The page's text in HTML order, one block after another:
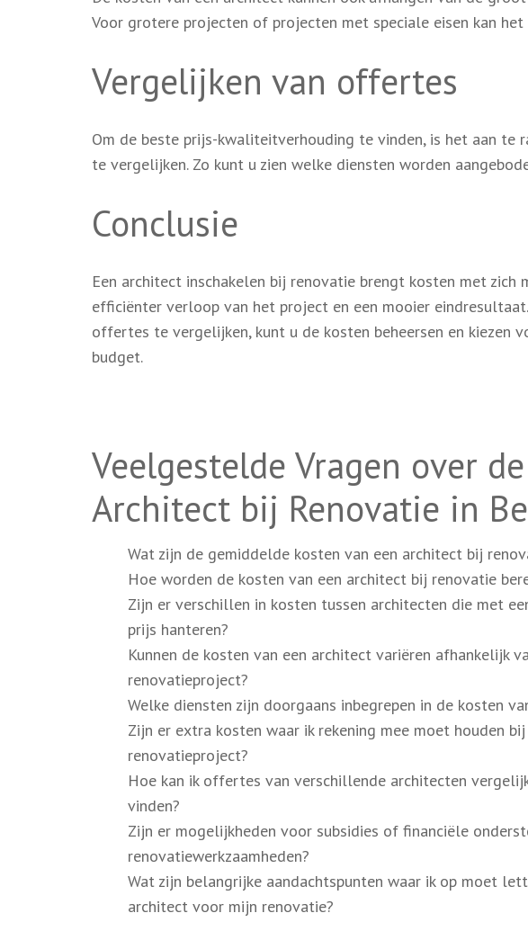
Voor grotere projecten of projecten met speciale eisen kan
Vergelijken van offertes
Om de beste prijs-kwaliteitverhouding te vinden, is het aan
te vergelijken. Zo kunt u zien welke diensten worden
Conclusie
Een architect inschakelen bij renovatie brengt kosten met zich
efficiënter verloop van het project en een mooier
offertes te vergelijken, kunt u de kosten beheersen en kiezen
budget.
Veelgestelde Vragen over
Architect bij Renovatie in
Wat zijn de gemiddelde kosten van een architect bij
Hoe worden de kosten van een architect bij renovatie
Zijn er verschillen in kosten tussen architecten die met
prijs hanteren?
Kunnen de kosten van een architect variëren afhankelijk
renovatieproject?
Welke diensten zijn doorgaans inbegrepen in de kosten
Zijn er extra kosten waar ik rekening mee moet houden
renovatieproject?
Hoe kan ik offertes van verschillende architecten
vinden?
Zijn er mogelijkheden voor subsidies of financiële
renovatiewerkzaamheden?
Wat zijn belangrijke aandachtspunten waar ik op moet
architect voor mijn renovatie?